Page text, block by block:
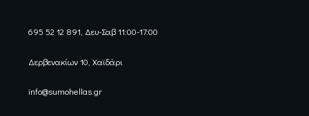
695 52 12 891, Δευ-Σαβ 11:00-17:00
Δερβενακίων 10, Χαϊδάρι
info@sumohellas.gr